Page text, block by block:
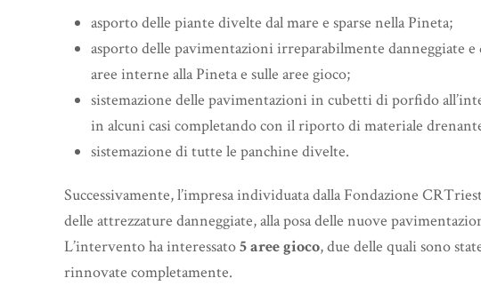
asporto delle piante divelte dal mare e sparse nella Pineta;
asporto delle pavimentazioni irreparabilmente danneggiate
aree interne alla Pineta e sulle aree gioco;
sistemazione delle pavimentazioni in cubetti di porfido
in alcuni casi completando con il riporto di materiale
sistemazione di tutte le panchine divelte.
Successivamente, l’impresa individuata dalla Fondazione
delle attrezzature danneggiate, alla posa delle nuove
L’intervento ha interessato5 aree gioco, due delle quali sono
rinnovate completamente.